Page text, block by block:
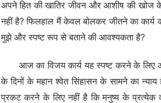
अपने हित की खातिर जीवन और आशीष की खोज के
नहीं है? फिलहाल मैं केवल बोलकर जीतने का कार्य
मुझे और स्पष्ट रूप से बताने की आवश्यकता है?
आज का विजय कार्य यह स्पष्ट करने के लिए
के दिनों के महान श्वेत सिंहासन के सामने का
प्रकट करने के लिए नहीं है कि मनुष्य के प्रत्येक